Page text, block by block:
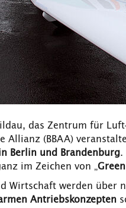
das Zentrum für
Allianz (BBAA)
Berlin und Brandenburg.
im Zeichen von „
Wirtschaft werden über
Antriebskonzepten